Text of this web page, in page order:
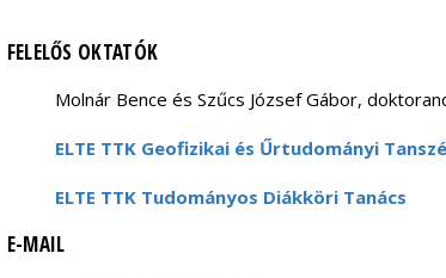
FELELŐS OKTATÓK
Molnár Bence és Szűcs József Gábor,
ELTE TTK Geofizikai és Űrtudományi
ELTE TTK Tudományos Diákköri Tanács
E-MAIL